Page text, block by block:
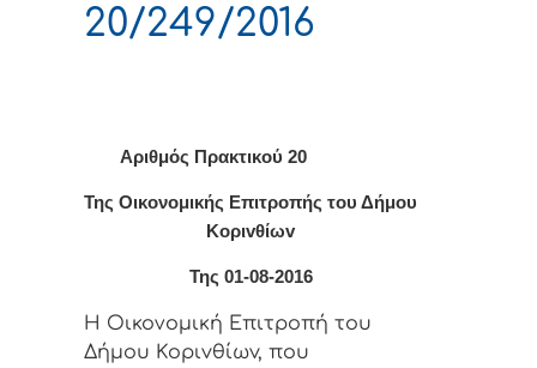
20/249/2016
Αριθμός Πρακτικού 20
Της Οικονομικής Επιτρoπής τoυ Δήμoυ
Κoριvθίωv
Της 01-08-2016
Η Οικονομική Επιτρoπή τoυ
Δήμoυ Κoριvθίωv, πoυ